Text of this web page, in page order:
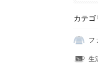
カテ
フ
生